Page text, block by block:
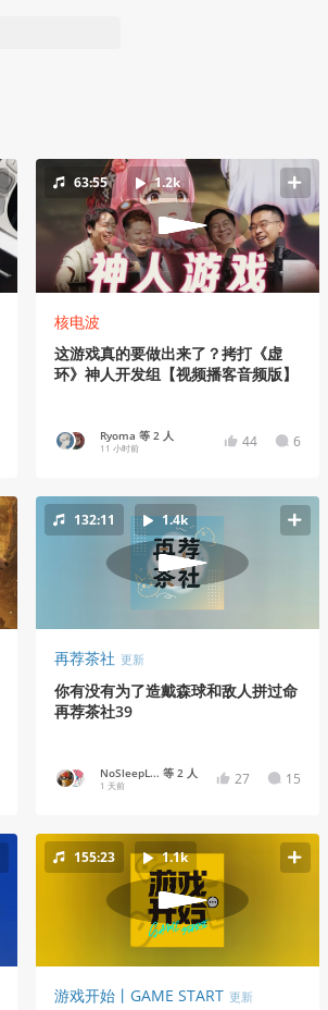
63:55 1.2k
核电波
这游戏真的要做出来了？拷打《虚
环》神人开发组【视频播客音频版】
Ryoma 等 2 人
11 小时前 44 6
132:11 1.4k
再荐茶社 更新
你有没有为了造戴森球和敌人拼过命
再荐茶社39
NoSleepL... 等 2 人
1 天前 27 15
155:23 1.1k
游戏开始丨GAME START 更新